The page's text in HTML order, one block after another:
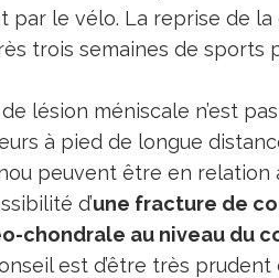
par le vélo. La reprise de
trois semaines de sports
lésion méniscale n’est
à pied de longue
peuvent être en relation
d’une fracture de
chondrale au niveau du
est d’être très